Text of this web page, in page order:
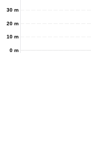
0 m
10 m
20 m
30 m